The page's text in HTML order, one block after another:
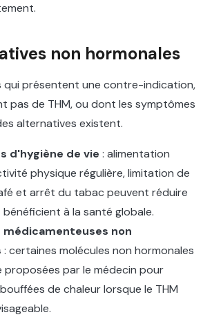
non hormonales
qui présentent une contre-indication,
pas de THM, ou dont les symptômes
alternatives existent.
d'hygiène de vie : alimentation
physique régulière, limitation de
et arrêt du tabac peuvent réduire
à la santé globale.
médicamenteuses non
: certaines molécules non hormonales
par le médecin pour
de chaleur lorsque le THM